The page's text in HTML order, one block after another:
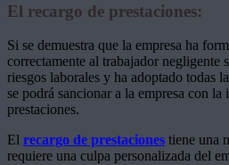
El recargo de prestaciones:
Si se demuestra que la empresa ha
correctamente al trabajador negligente
riesgos laborales y ha adoptado todas
se podrá sancionar a la empresa con
prestaciones.
El recargo de prestaciones tiene una
requiere una culpa personalizada del